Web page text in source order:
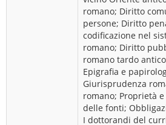
romano; Diritto
persone; Diritto
codificazione nel
romano; Diritto
romano tardo
Epigrafia e
Giurisprudenza
romano; Proprietà
delle fonti;
I dottorandi del